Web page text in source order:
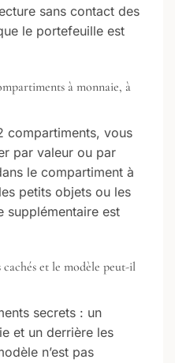
sans contact des
le portefeuille est
à monnaie, à
compartiments, vous
par valeur ou par
le compartiment à
petits objets ou les
supplémentaire est
et le modèle peut-il
secrets : un
et un derrière les
n’est pas